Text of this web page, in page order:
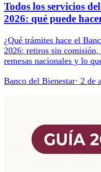
Todos los servicios
2026: qué puede
¿Qué trámites hace el
2026: retiros sin
remesas nacionales y lo
Banco del Bienestar· 2 de